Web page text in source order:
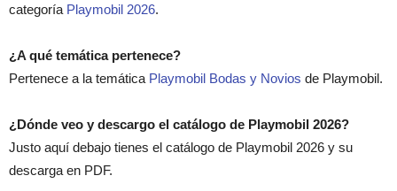
categoría Playmobil 2026.
¿A qué temática pertenece?
Pertenece a la temática Playmobil Bodas y Novios de Playmobil.
¿Dónde veo y descargo el catálogo de Playmobil 2026?
Justo aquí debajo tienes el catálogo de Playmobil 2026 y su
descarga en PDF.